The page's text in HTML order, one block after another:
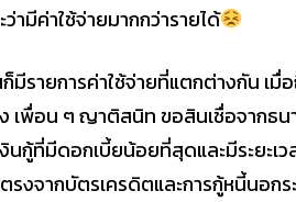
ว่ามีค่าใช้จ่ายมากกว่ารายได้
ก็มีรายการค่าใช้จ่ายที่แตกต่างกัน เ
เพื่อน ๆ ญาติสนิท ขอสินเชื่อจากธน
กู้ที่มีดอกเบี้ยน้อยที่สุดและมีระยะเว
งจากบัตรเครดิตและการกู้หนี้นอก